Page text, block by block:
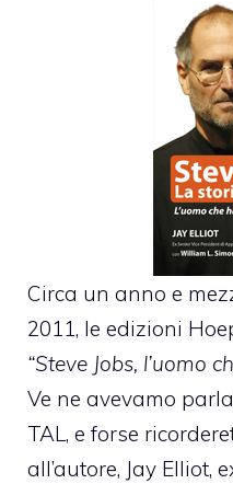
Circa un anno e
2011, le edizioni
“Steve Jobs, l’uomo
Ve ne avevamo
TAL , e forse
all’autore, Jay Elliot,